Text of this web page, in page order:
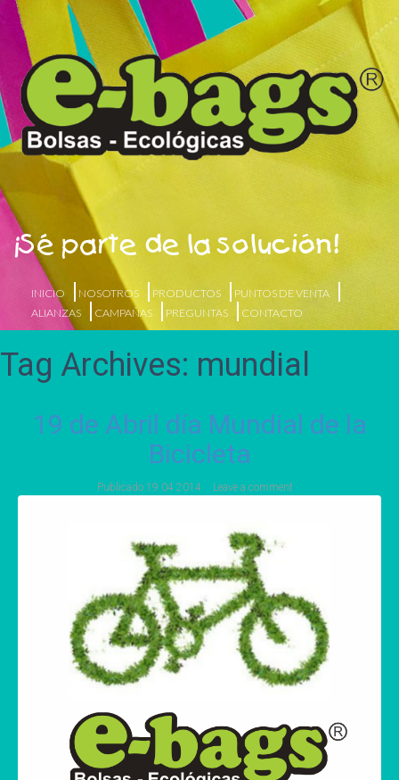
¡Sé parte de la solución!
INICIO NOSOTROS PRODUCTOS
PUNTOS DE VENTA
ALIANZAS
CAMPAÑAS PREGUNTAS CONTACTO
Tag Archives: mundial
19 de Abril día Mundial de la
Bicicleta
Publicado 19 04 2014 Leave a comment